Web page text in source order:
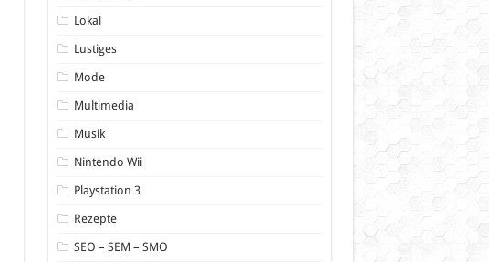
Lokal
Lustiges
Mode
Multimedia
Musik
Nintendo Wii
Playstation 3
Rezepte
SEO – SEM – SMO